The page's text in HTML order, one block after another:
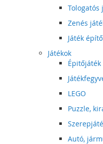
Tologatós
Zenés
Játék
Játékok
Épitőjáték
LEGO
Puzzle,
Autó,